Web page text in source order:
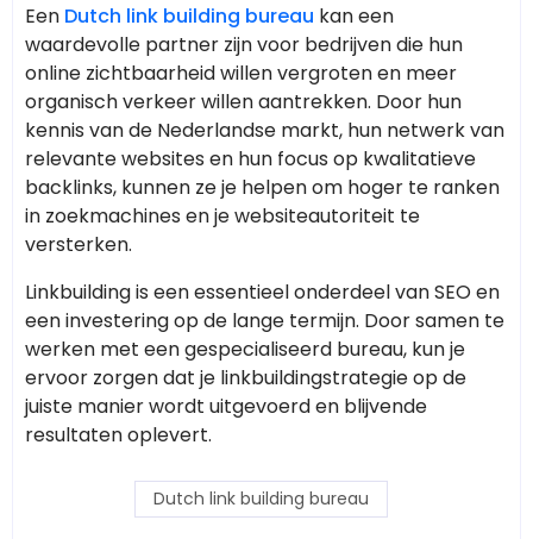
Een Dutch link building bureau kan een
waardevolle partner zijn voor bedrijven die hun
online zichtbaarheid willen vergroten en meer
organisch verkeer willen aantrekken. Door hun
kennis van de Nederlandse markt, hun netwerk van
relevante websites en hun focus op kwalitatieve
backlinks, kunnen ze je helpen om hoger te ranken
in zoekmachines en je websiteautoriteit te
versterken.
Linkbuilding is een essentieel onderdeel van SEO en
een investering op de lange termijn. Door samen te
werken met een gespecialiseerd bureau, kun je
ervoor zorgen dat je linkbuildingstrategie op de
juiste manier wordt uitgevoerd en blijvende
resultaten oplevert.
Dutch link building bureau